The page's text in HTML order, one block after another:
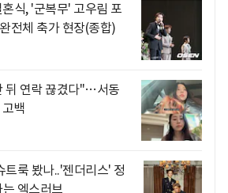
식, '군복무' 고우림 포
전체 축가 현장(종합)
뒤 연락 끊겼다"…서동
백
트룩 봤나..'젠더리스' 정
엑스러브